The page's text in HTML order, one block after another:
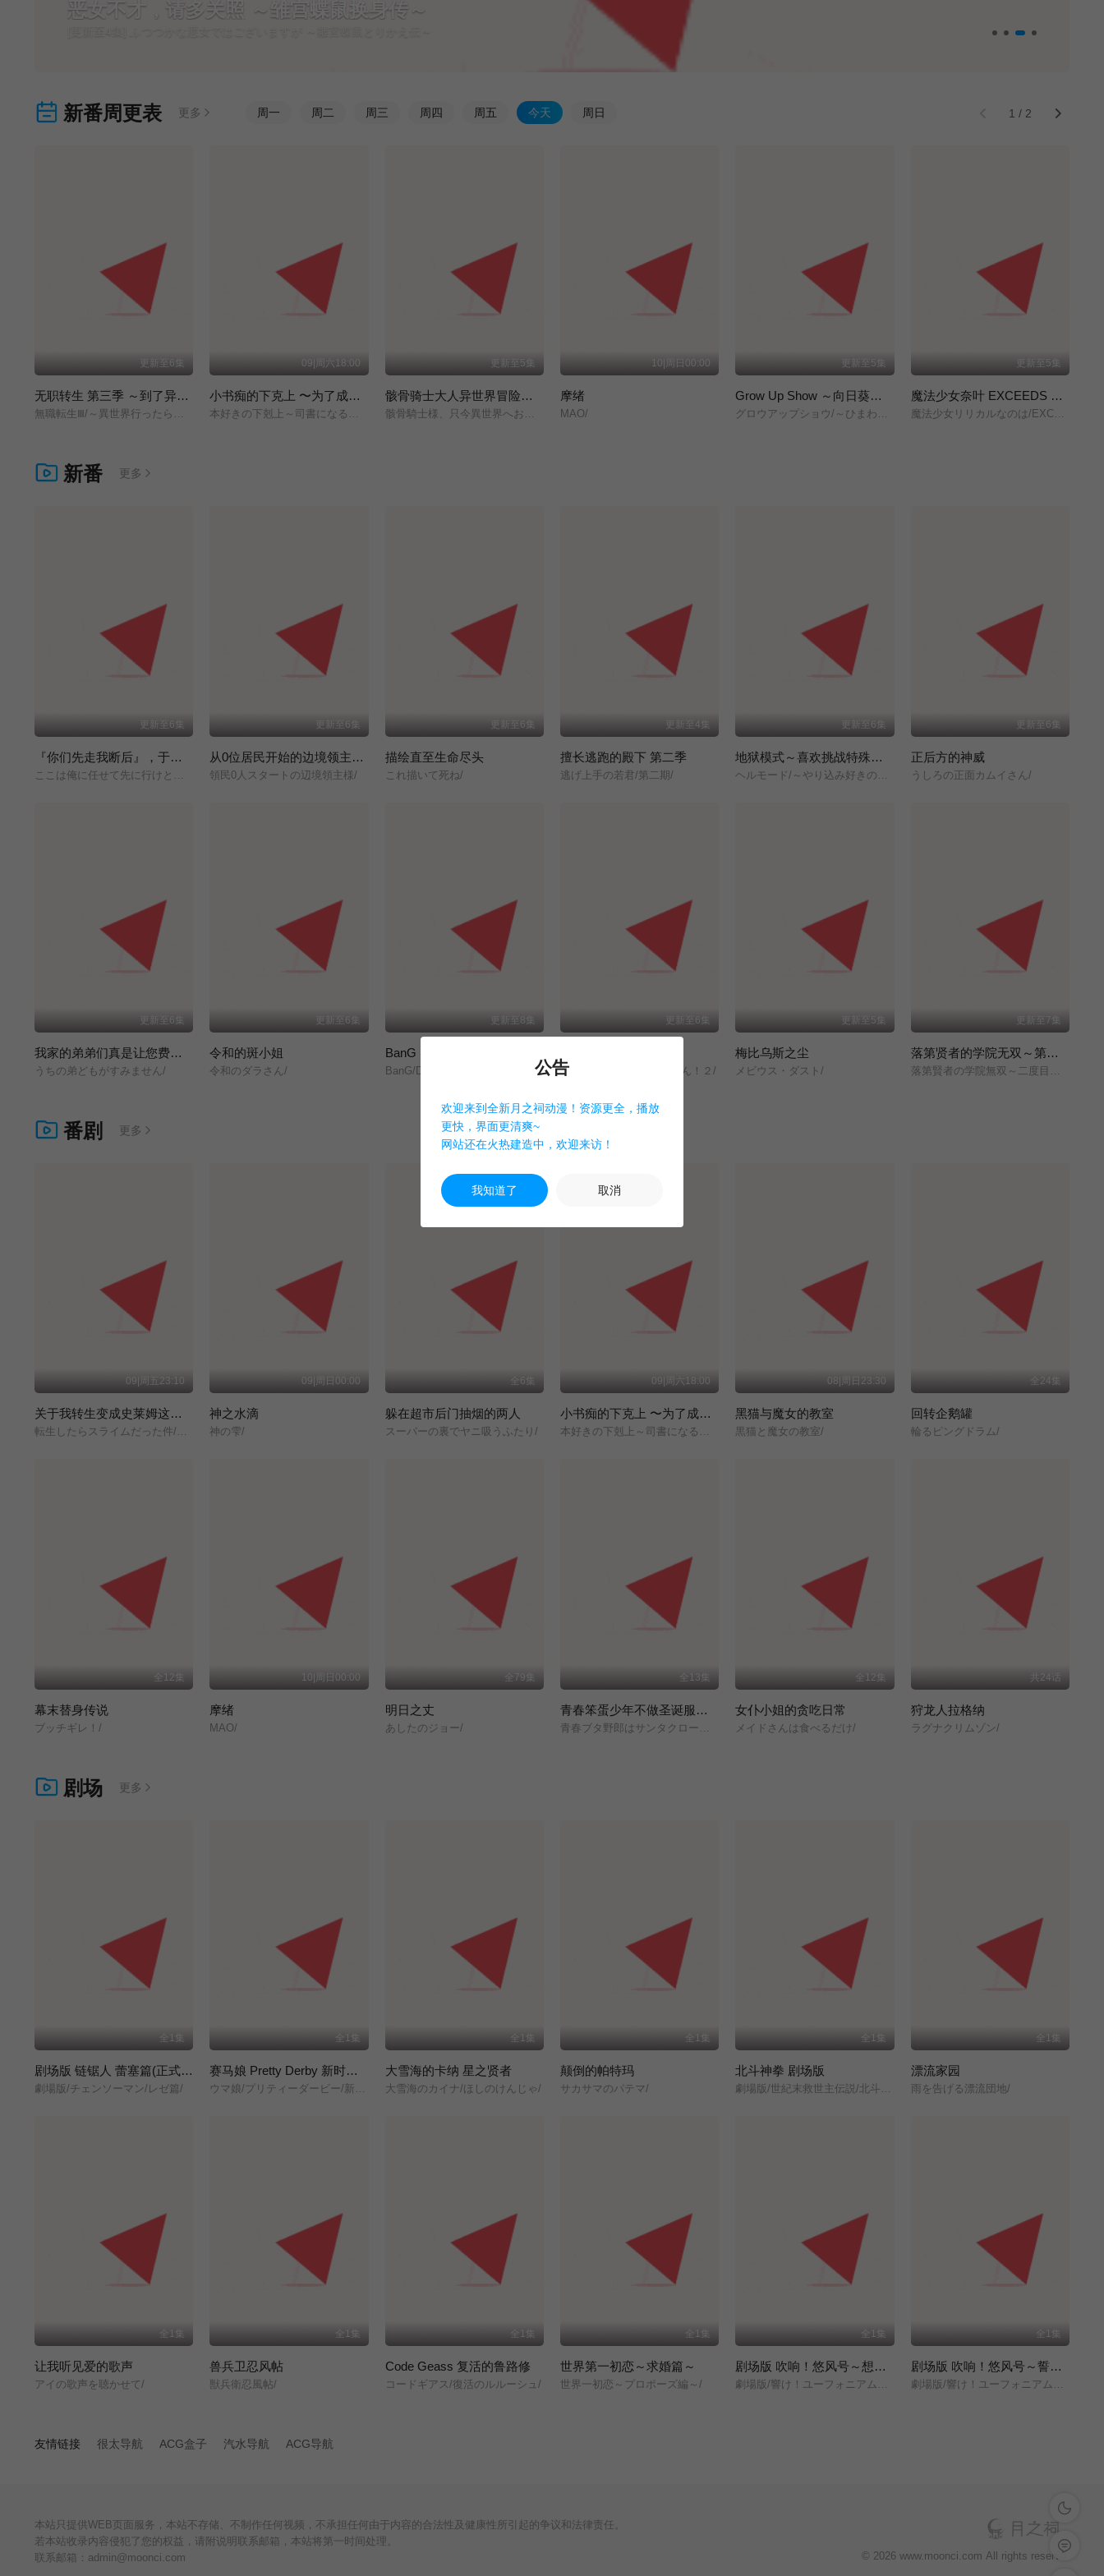
恶女不才，请多关照 ～雏宫蝶鼠换身传～
新番周更表 更多 周一 周 二 周三 周 四 周五 今天 周 日
更新至6集
无职转生 第三季 ～到了异世界就拿出真本事～
無職転生Ⅲ/～異世界行ったら本気だす～/
09|周六18:00
小书痴的下克上 〜为了成为图书管理员而不择手段〜 领主的养女
本好きの下剋上～司書になるためには手段を選んでいられません～/領主の養女/
更新至5集
骸骨骑士大人异世界冒险中 第二季
骸骨騎士様、只今異世界へお出掛け中Ⅱ/
10|周日00:00
摩绪
MAO/
更新至5集
Grow Up Show ～向日葵马戏团～
グロウアップショウ/～ひまわりのサーカス団～/
更新至5集
魔法少女奈叶 EXCEEDS Gun Blaze Vengeance
魔法少女リリカルなのは/EXCEEDS/Gun/Blaze/Vengeance/
1 / 2
新番 更多
更新至6集
『你们先走我断后』，于是10年后我成为了传说
更新至6集
从0位居民开始的边境领主大人
領民0人スタートの辺境領主様/
更新至6集
描绘直至生命尽头
これ描いて死ね/
更新至4集
擅长逃跑的殿下 第二季
逃げ上手の若君/第二期/
更新至6集
地狱模式～喜欢挑战特殊成就的玩家在废设定的异世界成为无双～第二季
更新至6集
正后方的神威
うしろの正面カムイさん/
更新至6集
我家的弟弟们真是让您费心了
うちの弟どもがすみません/
更新至6集
令和的斑小姐
令和のダラさん/
更新至8集
BanG Dream! YUME∞MITA
BanG/Dream!/ゆめ∞みた/
更新至6集
文豪ストレイドッグス/わん！２/
更新至5集
梅比乌斯之尘
メビウス・ダスト/
更新至7集
落第贤者的学院无双～第二次转生的S级开外挂魔术师冒险录～
番剧 更多
09|周五23:10
关于我转生变成史莱姆这档事 第四季
転生したらスライムだった件/第4期/
09|周日00:00
神之水滴
神の雫/
全6集
躲在超市后门抽烟的两人
スーパーの裏でヤニ吸うふたり/
09|周六18:00
小书痴的下克上 〜为了成为图书管理员而不择手段〜 领主的养女
本好きの下剋上～司書になるためには手段を選んでいられません～/領主の養女/
08|周日23:30
黑猫与魔女的教室
黒猫と魔女の教室/
全24集
回转企鹅罐
輪るピングドラム/
全12集
幕末替身传说
ブッチギレ！/
10|周日00:00
摩绪
MAO/
全79集
明日之丈
あしたのジョー/
全13集
青春笨蛋少年不做圣诞服女郎的梦
全12集
女仆小姐的贪吃日常
メイドさんは食べるだけ/
共24话
狩龙人拉格纳
ラグナクリムゾン/
剧场 更多
全1集
剧场版 链锯人 蕾塞篇(正式版)
劇場版/チェンソーマン/レゼ篇/
全1集
赛马娘 Pretty Derby 新时代之门
全1集
大雪海的卡纳 星之贤者
大雪海のカイナ/ほしのけんじゃ/
全1集
颠倒的帕特玛
サカサマのパテマ/
全1集
北斗神拳 剧场版
全1集
漂流家园
雨を告げる漂流団地/
全1集
让我听见爱的歌声
アイの歌声を聴かせて/
全1集
兽兵卫忍风帖
獣兵衛忍風帖/
全1集
Code Geass 复活的鲁路修
コードギアス/復活のルルーシュ/
全1集
世界第一初恋～求婚篇～
世界一初恋～プロポーズ編～/
全1集
剧场版 吹响！悠风号～想要传达的旋律～
劇場版/響け！ユーフォニアム～届けたいメロディ～/
全1集
剧场版 吹响！悠风号～誓言的终章～
劇場版/響け！ユーフォニアム～誓いのフィナーレ～/
友情链接 很太导航 ACG盒子 汽水导航 ACG导航
深色模式
留言反馈
本站只提供WEB页面服务，本站不存储、不制作任何视频，不承担任何由于内容的合法性及健康性所引起的争议和法律责任。
若本站收录内容侵犯了您的权益，请附说明联系邮箱，本站将第一时间处理。
联系邮箱：admin@moonci.com
© 2026 www.moonci.com All rights reservd.
公告
欢迎来到全新月之祠动漫！资源更全，播放
更快，界面更清爽~
网站还在火热建造中，欢迎来访！
我知道了 取消